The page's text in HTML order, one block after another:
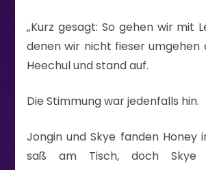
„Kurz gesagt: So gehen wir mit
denen wir nicht fieser umgehen
Heechul und stand auf.
Die Stimmung war jedenfalls hin.
Jongin und Skye fanden Honey
saß am Tisch, doch Skye